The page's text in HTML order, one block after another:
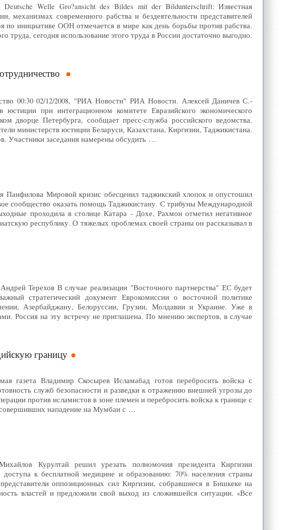
Welle Gro?ansicht des Bildes mit der Bildunterschrift: Известная
современного рабства и бездеятельности представителей
по инициативе ООН отмечается в мире как день борьбы против рабства.
сегодня использование этого труда в России достаточно выгодно.
00:30 02/12/2008, "РИА Новости" РИА Новости. Алексей Даничев С.-
при интеграционном комитете Евразийского экономического
дворце Петербурга, сообщает пресс-служба российского ведомства.
министерств юстиции Беларуси, Казахстана, Киргизии, Таджикистана.
Участники заседания намерены обсудить …
Панфилова Мировой кризис обесценил таджикский хлопок и опустошил
сообщество оказать помощь Таджикистану. С трибуны Международной
проходила в столице Катара - Дохе, Рахмон отметил негативное
республику. О тяжелых проблемах своей страны он рассказывал в
Терехов В случае реализации "Восточного партнерства" ЕС будет
стратегический документ Еврокомиссии о восточной политике
Азербайджану, Белоруссии, Грузии, Молдавии и Украине. Уже в
Россия на эту встречу не приглашена. По мнению экспертов, в случае
границу
газета Владимир Скосырев Исламабад готов перебросить войска с
служб безопасности и разведки к отражению внешней угрозы до
против исламистов в зоне племен и перебросить войска к границе с
совершивших нападение на Мумбаи с …
Курултай решил урезать полномочия президента Киргизии
к бесплатной медицине и образованию: 70% населения страны
оппозиционных сил Киргизии, собравшиеся в Бишкеке на
властей и предложили свой выход из сложившейся ситуации. «Все